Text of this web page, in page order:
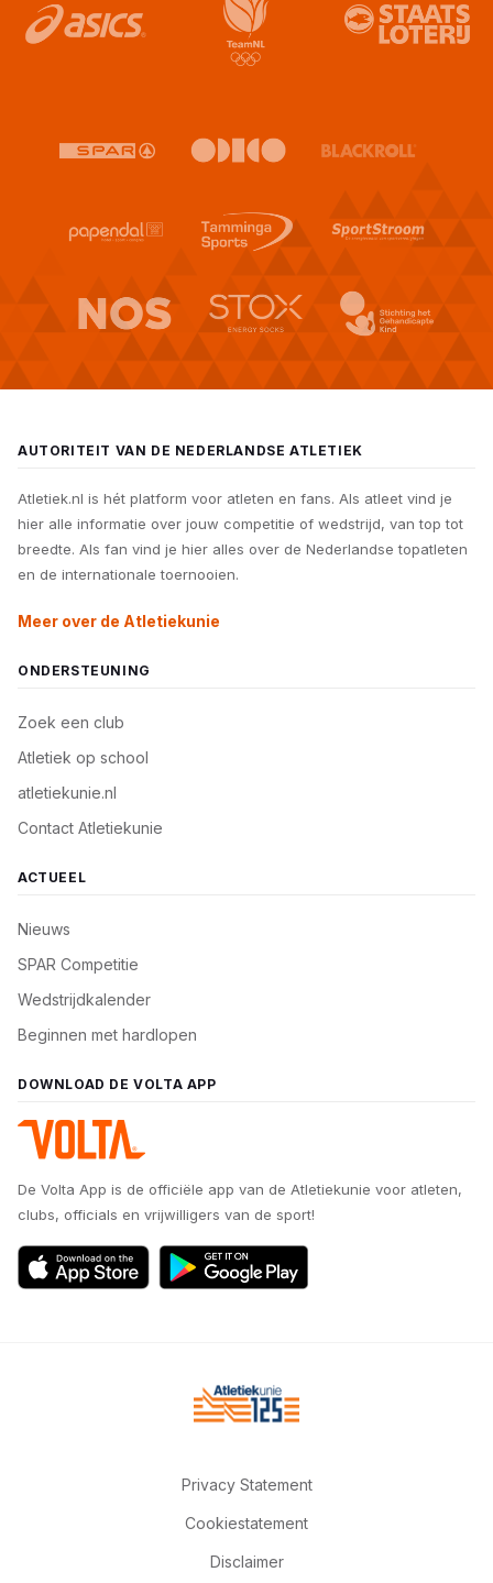
AUTORITEIT VAN DE NEDERLANDSE ATLETIEK
Atletiek.nl is hét platform voor atleten en fans. Als atleet vind je
hier alle informatie over jouw competitie of wedstrijd, van top tot
breedte. Als fan vind je hier alles over de Nederlandse topatleten
en de internationale toernooien.
Meer over de Atletiekunie
ONDERSTEUNING
Zoek een club
Atletiek op school
atletiekunie.nl
Contact Atletiekunie
ACTUEEL
Nieuws
SPAR Competitie
Wedstrijdkalender
Beginnen met hardlopen
DOWNLOAD DE VOLTA APP
De Volta App is de officiële app van de Atletiekunie voor atleten,
clubs, officials en vrijwilligers van de sport!
Privacy Statement
Cookiestatement
Disclaimer